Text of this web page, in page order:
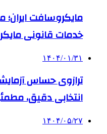
مایکروسافت ایران؛
خدمات قانونی
۱۴۰۴/۰۱/۳۱
ترازوی حساس
انتخابی دقیق،
۱۴۰۴/۰۵/۲۷